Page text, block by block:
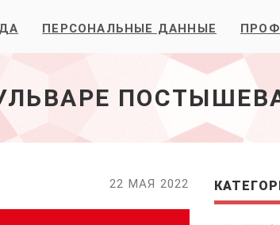
ПЕРСОНАЛЬНЫЕ ДАННЫЕ
22 МАЯ 2022